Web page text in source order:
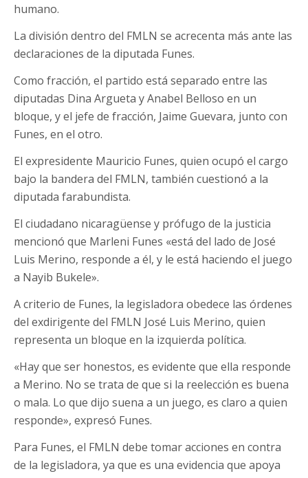
humano.
La división dentro del FMLN se acrecenta más ante las
declaraciones de la diputada Funes.
Como fracción, el partido está separado entre las
diputadas Dina Argueta y Anabel Belloso en un
bloque, y el jefe de fracción, Jaime Guevara, junto con
Funes, en el otro.
El expresidente Mauricio Funes, quien ocupó el cargo
bajo la bandera del FMLN, también cuestionó a la
diputada farabundista.
El ciudadano nicaragüense y prófugo de la justicia
mencionó que Marleni Funes «está del lado de José
Luis Merino, responde a él, y le está haciendo el juego
a Nayib Bukele».
A criterio de Funes, la legisladora obedece las órdenes
del exdirigente del FMLN José Luis Merino, quien
representa un bloque en la izquierda política.
«Hay que ser honestos, es evidente que ella responde
a Merino. No se trata de que si la reelección es buena
o mala. Lo que dijo suena a un juego, es claro a quien
responde», expresó Funes.
Para Funes, el FMLN debe tomar acciones en contra
de la legisladora, ya que es una evidencia que apoya